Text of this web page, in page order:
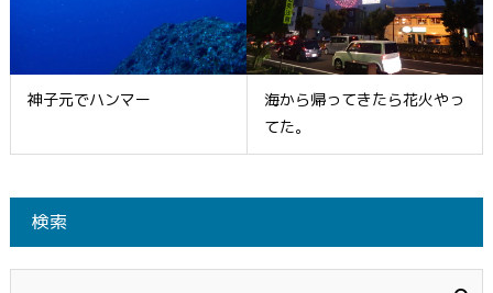
神子元でハンマー
海から帰ってきたら花火やっ
てた。
検索